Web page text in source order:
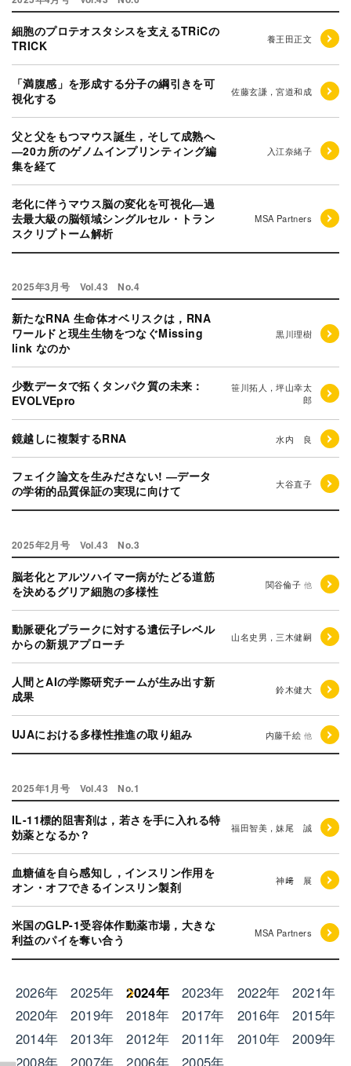
細胞のプロテオスタシスを支えるTRiCの
TRICK
養王田正文
「満腹感」を形成する分子の綱引きを可
視化する
佐藤玄謙，宮道和成
父と父をもつマウス誕生，そして成熟へ
―20カ所のゲノムインプリンティング編
集を経て
入江奈緒子
老化に伴うマウス脳の変化を可視化―過
去最大級の脳領域シングルセル・トラン
スクリプトーム解析
MSA Partners
2025年3月号 Vol.43 No.4
新たなRNA 生命体オベリスクは，RNA
ワールドと現生生物をつなぐMissing
link なのか
黒川理樹
少数データで拓くタンパク質の未来：
EVOLVEpro
笹川拓人，坪山幸太
郎
鏡越しに複製するRNA 水内 良
フェイク論文を生みださない! ―データ
の学術的品質保証の実現に向けて
大谷直子
2025年2月号 Vol.43 No.3
脳老化とアルツハイマー病がたどる道筋
を決めるグリア細胞の多様性
関谷倫子 他
動脈硬化プラークに対する遺伝子レベル
からの新規アプローチ
山名史男，三木健嗣
人間とAIの学際研究チームが生み出す新
成果
鈴木健大
UJAにおける多様性推進の取り組み 内藤千絵 他
2025年1月号 Vol.43 No.1
IL-11標的阻害剤は，若さを手に入れる特
効薬となるか？
福田智美，妹尾 誠
血糖値を自ら感知し，インスリン作用を
オン・オフできるインスリン製剤
神﨑 展
米国のGLP-1受容体作動薬市場，大きな
利益のパイを奪い合う
MSA Partners
2026年 2025年 2024年 2023年 2022年
2021年
2020年
2019年 2018年 2017年 2016年
2015年
2014年
2013年 2012年 2011年 2010年
2009年
2008年
2007年 2006年 2005年